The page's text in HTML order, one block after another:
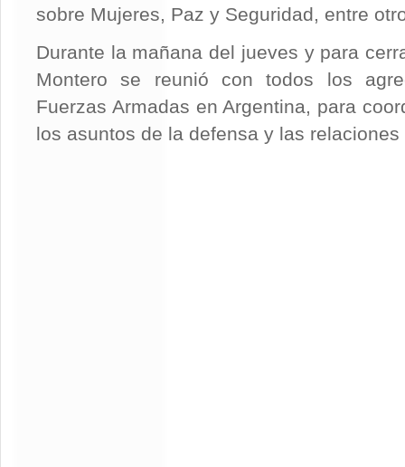
sobre Mujeres, Paz y Seguridad, entre
Durante la mañana del jueves y para
Montero se reunió con todos los
Fuerzas Armadas en Argentina, para
los asuntos de la defensa y las